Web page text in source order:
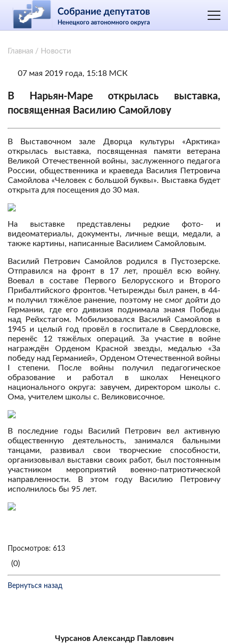
Главная / Новости
07 мая 2019 года, 15:18 МСК
В Нарьян-Маре открылась выставка,
посвященная Василию Самойлову
В Выставочном зале Дворца культуры «Арктика»
открылась выставка, посвященная памяти ветерана
Великой Отечественной войны, заслуженного педагога
России, общественника и краеведа Василия Петровича
Самойлова «Человек с большой буквы». Выставка будет
открыта для посещения до 30 мая.
На выставке представлены редкие фото- и
видеоматериалы, документы, личные вещи, медали, а
также картины, написанные Василием Самойловым.
Василий Петрович Самойлов родился в Пустозерске.
Отправился на фронт в 17 лет, прошёл всю войну.
Воевал в составе Первого Белорусского и Второго
Прибалтийского фронтов. Четырежды был ранен, в 44-
м получил тяжёлое ранение, поэтому не смог дойти до
Германии, где его дивизия поднимала знамя Победы
над Рейхстагом. Мобилизовался Василий Самойлов в
1945 и целый год провёл в госпитале в Свердловске,
перенёс 12 тяжёлых операций. За участие в войне
награждён Орденом Красной звезды, медалью «За
победу над Германией», Орденом Отечественной войны
I степени. После войны получил педагогическое
образование и работал в школах Ненецкого
национального округа: завучем, директором школы с.
Ома, учителем школы с. Великовисочное.
В последние годы Василий Петрович вел активную
общественную деятельность, занимался бальными
танцами, развивал свои творческие способности,
организовывал выставки своих работ, был постоянным
участником мероприятий военно-патриотической
направленности. В этом году Василию Петровичу
исполнилось бы 95 лет.
Просмотров: 613
(0)
Вернуться назад
Чурсанов Александр Павлович